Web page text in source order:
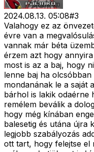
2024.08.13. 05:08#3
Valahogy ez az
évre van a
vannak már béta
érzem azt hogy
most is az a baj, hogy
lenne baj ha
mondanának le a saját
bárhol is lakik odaérne
remélem beválik a
hogy még kínában
balesetig és utána újra
legjobb szabályozás
ott tart, hogy felejtse el